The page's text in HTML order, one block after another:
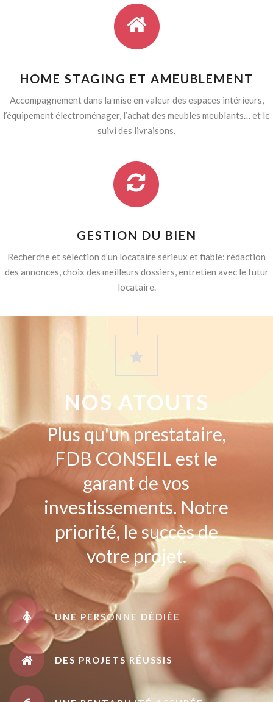
HOME STAGING ET AMEUBLEMENT
Accompagnement dans la mise en valeur des espaces intérieurs,
l’équipement électroménager, l’achat des meubles meublants… et le
suivi des livraisons.
GESTION DU BIEN
Recherche et sélection d’un locataire sérieux et fiable: rédaction
des annonces, choix des meilleurs dossiers, entretien avec le futur
locataire.
NOS ATOUTS
Plus qu'un prestataire,
FDB CONSEIL est le
garant de vos
investissements. Notre
priorité, le succès de
votre projet.
UNE PERSONNE DÉDIÉE
DES PROJETS RÉUSSIS